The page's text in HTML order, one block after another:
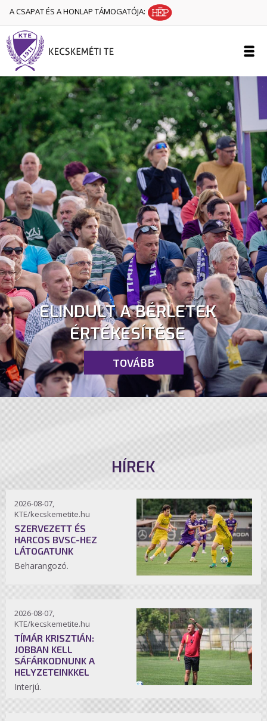
A CSAPAT ÉS A HONLAP TÁMOGATÓJA:
ELINDULT A BÉRLETEK
ÉRTÉKESÍTÉSE
TOVÁBB
HÍREK
2026-08-07,
KTE/kecskemetite.hu
SZERVEZETT ÉS
HARCOS BVSC-HEZ
LÁTOGATUNK
Beharangozó.
2026-08-07,
KTE/kecskemetite.hu
TÍMÁR KRISZTIÁN:
JOBBAN KELL
SÁFÁRKODNUNK A
HELYZETEINKKEL
Interjú.